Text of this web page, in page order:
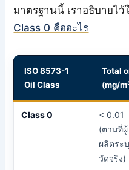
มาตรฐานนี้ เราอธิบายไ
Class 0 คืออะไร
ISO 8573-1
Oil Class
Total
(mg/
Class 0
< 0.01
(ตามที่ผู้
ผลิตระ
วัดจริง)